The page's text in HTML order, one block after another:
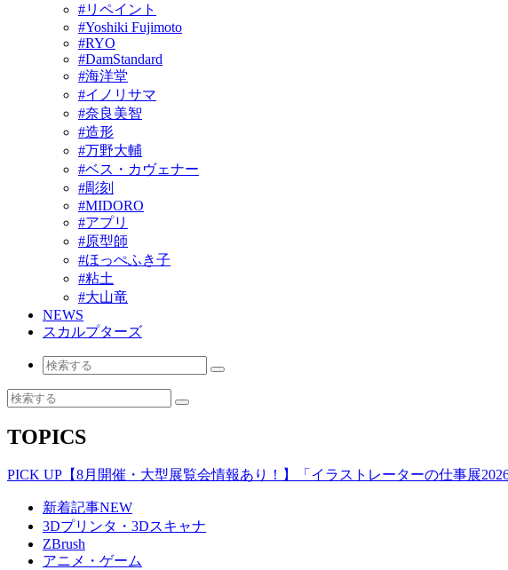
#リペイント
#Yoshiki Fujimoto
#RYO
#DamStandard
#海洋堂
#イノリサマ
#奈良美智
#造形
#万野大輔
#ベス・カヴェナー
#彫刻
#MIDORO
#アプリ
#原型師
#ほっぺふき子
#粘土
#大山竜
NEWS
スカルプターズ
TOPICS
PICK UP 【8月開催・大型展覧会情報あり！】「イラストレーターの仕事展
新着記事NEW
3Dプリンタ・3Dスキャナ
ZBrush
アニメ・ゲーム